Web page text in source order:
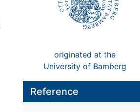
originated at the
University of Bamberg
Reference